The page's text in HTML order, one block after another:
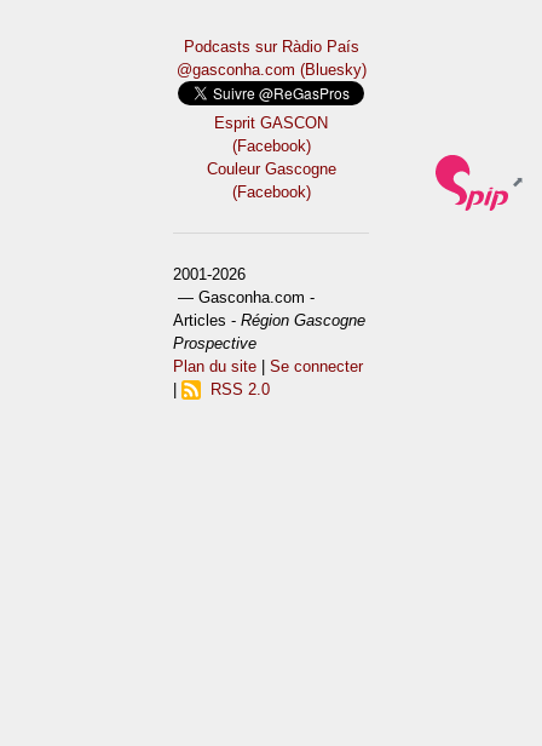
Podcasts sur Ràdio País
@gasconha.com (Bluesky)
Esprit GASCON
(Facebook)
Couleur Gascogne
(Facebook)
2001-2026
— Gasconha.com -
Articles -Région Gascogne
Prospective
Plan du site |Se connecter
RSS 2.0